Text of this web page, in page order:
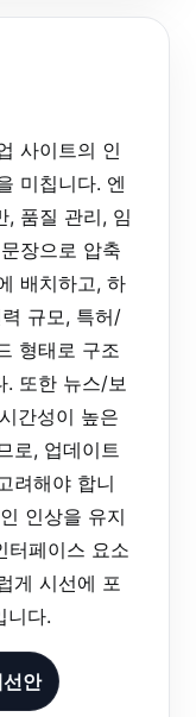
사이트의 인
미칩니다. 엔
, 품질 관리, 임
장으로 압축
배치하고, 하
규모, 특허/
형태로 구조
. 또한 뉴스/보
간성이 높은
로, 업데이트
려해야 합니
인상을 유지
터페이스 요소
게 시선에 포
니다.
선안